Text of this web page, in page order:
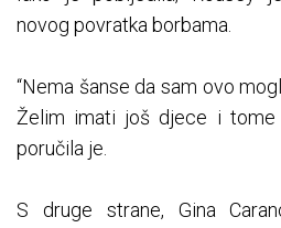
novog povratka borbama.
“Nema šanse da sam ovo
Želim imati još djece i tome
poručila je.
S druge strane, Gina